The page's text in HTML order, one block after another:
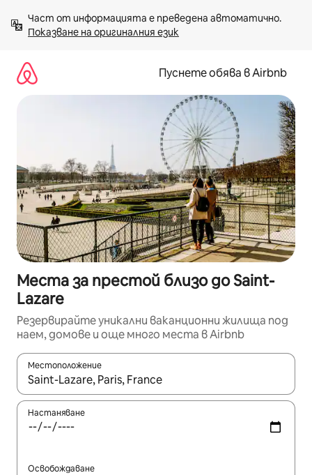
към
съдържанието
Показване на оригиналния език
Пуснете обява в Airbnb
Места за престой близо до Saint-
Lazare
Резервирайте уникални ваканционни жилища под
наем, домове и още много места в Airbnb
Местоположение
Когато резултатите се покажат, използвайте
Настаняване
Освобождаване